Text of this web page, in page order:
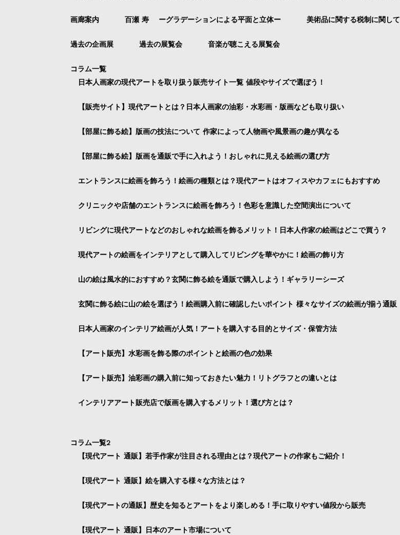
画廊案内 百瀬 寿 ーグラデーションによる平面と立体ー 美術品に関する税制に関して
過去の企画展 過去の展覧会 音楽が聴こえる展覧会
コラム一覧
日本人画家の現代アートを取り扱う販売サイト一覧 値段やサイズで選ぼう！
【販売サイト】現代アートとは？日本人画家の油彩・水彩画・版画なども取り扱い
【部屋に飾る絵】版画の技法について 作家によって人物画や風景画の趣が異なる
【部屋に飾る絵】版画を通販で手に入れよう！おしゃれに見える絵画の選び方
エントランスに絵画を飾ろう！絵画の種類とは？現代アートはオフィスやカフェにもおすすめ
クリニックや店舗のエントランスに絵画を飾ろう！色彩を意識した空間演出について
リビングに現代アートなどのおしゃれな絵画を飾るメリット！日本人作家の絵画はどこで買う？
現代アートの絵画をインテリアとして購入してリビングを華やかに！絵画の飾り方
山の絵は風水的におすすめ？玄関に飾る絵を通販で購入しよう！ギャラリーシーズ
玄関に飾る絵に山の絵を選ぼう！絵画購入前に確認したいポイント 様々なサイズの絵画が揃う通販
日本人画家のインテリア絵画が人気！アートを購入する目的とサイズ・保管方法
【アート販売】水彩画を飾る際のポイントと絵画の色の効果
【アート販売】油彩画の購入前に知っておきたい魅力！リトグラフとの違いとは
インテリアアート販売店で版画を購入するメリット！選び方とは？
コラム一覧2
【現代アート 通販】若手作家が注目される理由とは？現代アートの作家もご紹介！
【現代アート 通販】絵を購入する様々な方法とは？
【現代アートの通販】歴史を知るとアートをより楽しめる！手に取りやすい値段から販売
【現代アート 通販】日本のアート市場について